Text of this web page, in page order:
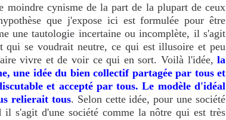
moindre cynisme de la part de la plupart de ceux
que j'expose ici est formulée pour être
une tautologie incertaine ou incomplète, il s'agit
se voudrait neutre, ce qui est illusoire et peu
vivre et de voir ce qui en sort. Voilà l'idée,la
une idée du bien collectif partagée par tous et
et accepté par tous. Le modèle d'idéal
relierait tous. Selon cette idée, pour une société
s'agit d'une société comme la nôtre qui est très